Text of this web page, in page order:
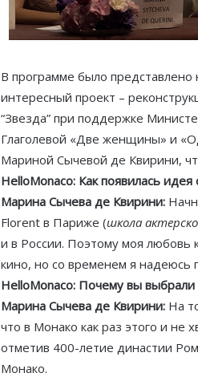
В программе было представлено
интересный проект –
“Звезда” при поддержке
Глаголевой «Две женщины» и
Мариной Сычевой де Квирини,
HelloMonaco: Как появилась
Марина Сычева де Квирини:
Florent в Париже (школа
и в России. Поэтому моя любовь
кино, но со временем я надеюсь
HelloMonaco: Почему вы
Марина Сычева де Квирини: На
что в Монако как раз этого и не
отметив 400-летие династии
Монако.